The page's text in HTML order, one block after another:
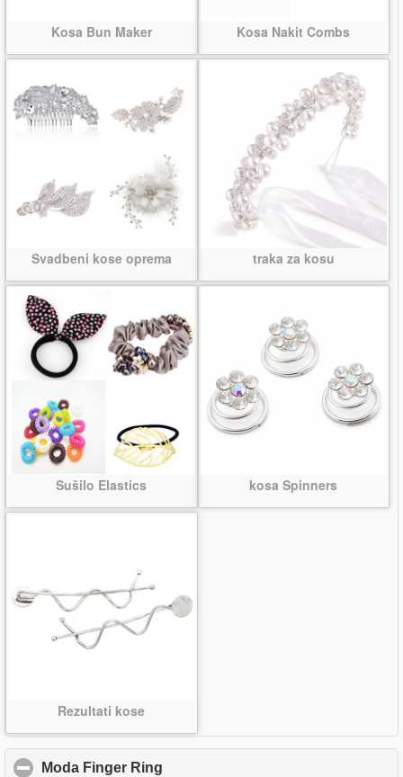
Kosa Bun Maker Kosa Nakit Combs
Svadbeni kose oprema traka za kosu
Sušilo Elastics kosa Spinners
Rezultati kose
Moda Finger Ring